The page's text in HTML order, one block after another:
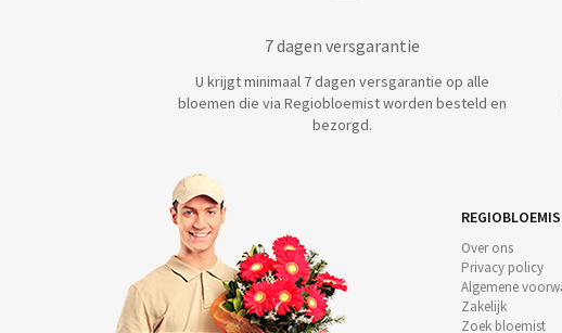
7 dagen versgarantie
U krijgt minimaal 7 dagen versgarantie op alle
bloemen die via Regiobloemist worden besteld en
bezorgd.
Over ons
Privacy policy
Algemene
Zakelijk
Zoek bloemist